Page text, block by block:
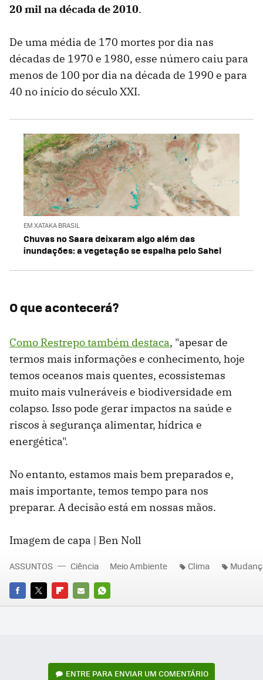
20 mil na década de 2010.
De uma média de 170 mortes por dia nas
décadas de 1970 e 1980, esse número caiu para
menos de 100 por dia na década de 1990 e para
40 no início do século XXI.
EM XATAKA BRASIL
Chuvas no Saara deixaram algo além das
inundações: a vegetação se espalha pelo Sahel
O que acontecerá?
Como Restrepo também destaca, "apesar de
termos mais informações e conhecimento, hoje
temos oceanos mais quentes, ecossistemas
muito mais vulneráveis ​​e biodiversidade em
colapso. Isso pode gerar impactos na saúde e
riscos à segurança alimentar, hídrica e
energética".
No entanto, estamos mais bem preparados e,
mais importante, temos tempo para nos
preparar. A decisão está em nossas mãos.
Imagem de capa | Ben Noll
FACEBOOK
TWITTERFLIPBOARD
E-
WHATSAPP
ASSUNTOS Ciência Meio Ambiente Clima
ENTRE PARA ENVIAR UM COMENTÁRIO